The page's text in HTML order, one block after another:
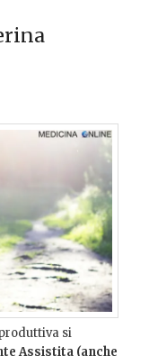
si
Assistita (anche